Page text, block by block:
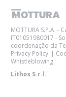
MOTTURA S.P.A. -
IT01051980017 -
coordenação da
Privacy Policy
Whistleblowing
Lithos S.r.l.